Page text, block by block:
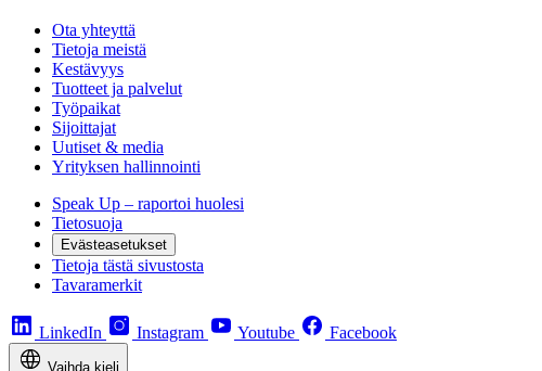
Ota yhteyttä
Tietoja meistä
Kestävyys
Tuotteet ja palvelut
Työpaikat
Sijoittajat
Uutiset & media
Yrityksen hallinnointi
Speak Up – raportoi huolesi
Tietosuoja
Evästeasetukset
Tietoja tästä sivustosta
Tavaramerkit
LinkedIn Instagram Youtube Facebook
Vaihda kieli